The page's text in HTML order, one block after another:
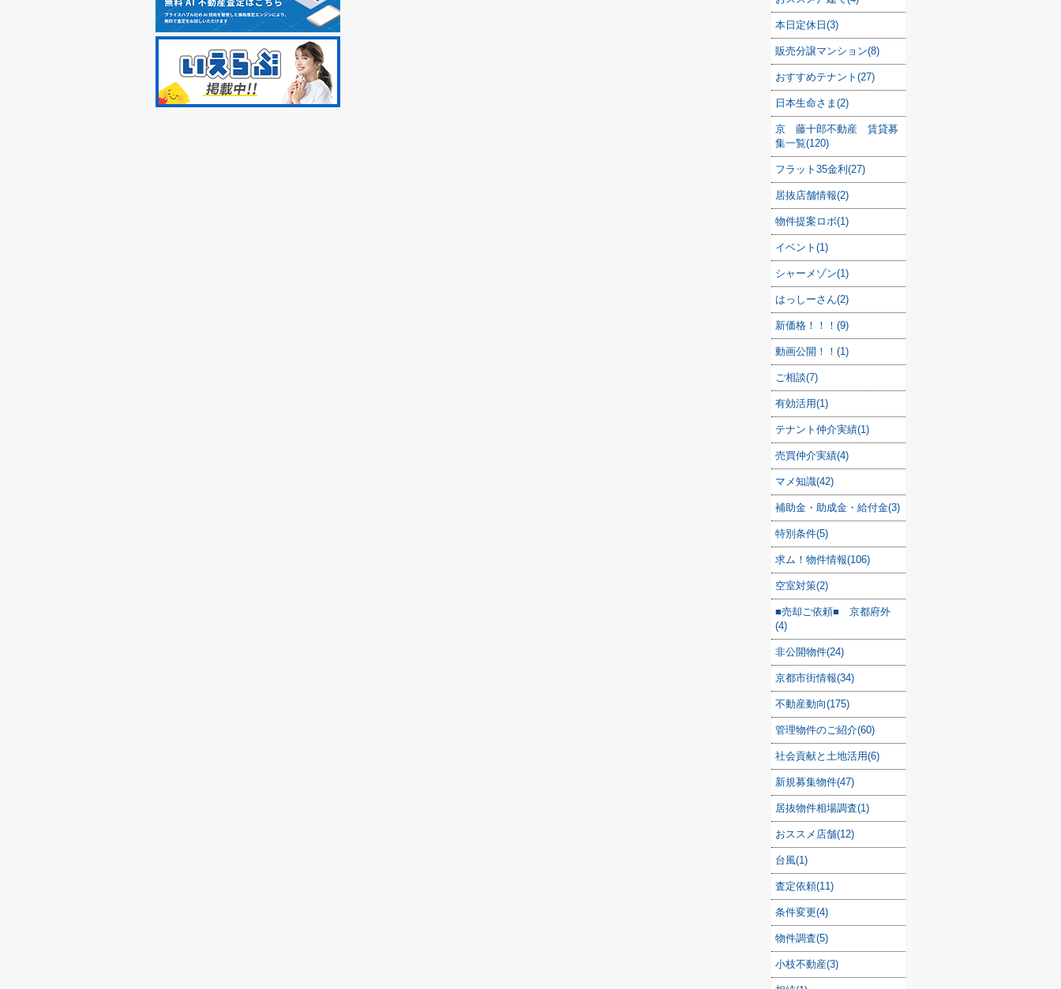
本日定休日(3)
販売分譲マンション(8)
おすすめテナント(27)
日本生命さま(2)
京 藤十郎不動産 賃貸募
集一覧(120)
フラット35金利(27)
居抜店舗情報(2)
物件提案ロボ(1)
イベント(1)
シャーメゾン(1)
はっしーさん(2)
新価格！！！(9)
動画公開！！(1)
ご相談(7)
有効活用(1)
テナント仲介実績(1)
売買仲介実績(4)
マメ知識(42)
補助金・助成金・給付金(3)
特別条件(5)
求ム！物件情報(106)
空室対策(2)
■売却ご依頼■ 京都府外
(4)
非公開物件(24)
京都市街情報(34)
不動産動向(175)
管理物件のご紹介(60)
社会貢献と土地活用(6)
新規募集物件(47)
居抜物件相場調査(1)
おススメ店舗(12)
台風(1)
査定依頼(11)
条件変更(4)
物件調査(5)
小枝不動産(3)